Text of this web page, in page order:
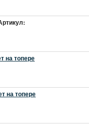
на топере
на топере